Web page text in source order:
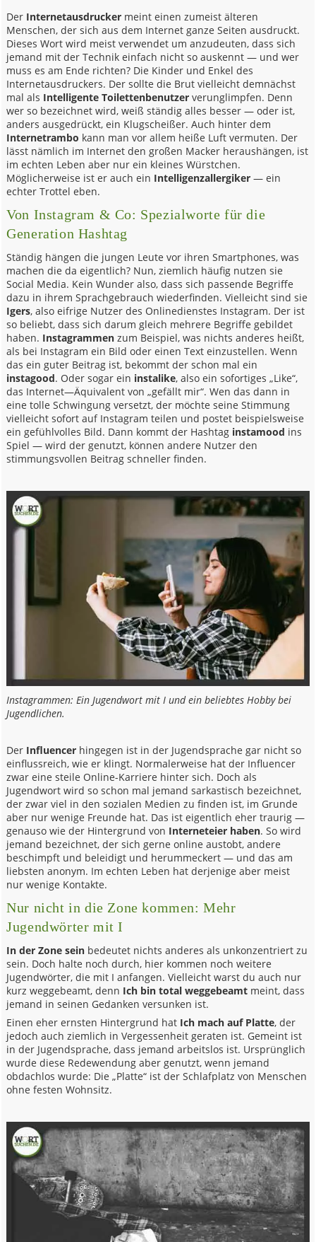
Der Internetausdrucker meint einen zumeist älteren
Menschen, der sich aus dem Internet ganze Seiten ausdruckt.
Dieses Wort wird meist verwendet um anzudeuten, dass sich
jemand mit der Technik einfach nicht so auskennt — und wer
muss es am Ende richten? Die Kinder und Enkel des
Internetausdruckers. Der sollte die Brut vielleicht demnächst
mal als Intelligente Toilettenbenutzer verunglimpfen. Denn
wer so bezeichnet wird, weiß ständig alles besser — oder ist,
anders ausgedrückt, ein Klugscheißer. Auch hinter dem
Internetrambo kann man vor allem heiße Luft vermuten. Der
lässt nämlich im Internet den großen Macker heraushängen, ist
im echten Leben aber nur ein kleines Würstchen.
Möglicherweise ist er auch ein Intelligenzallergiker — ein
echter Trottel eben.
Von Instagram & Co: Spezialworte für die
Generation Hashtag
Ständig hängen die jungen Leute vor ihren Smartphones, was
machen die da eigentlich? Nun, ziemlich häufig nutzen sie
Social Media. Kein Wunder also, dass sich passende Begriffe
dazu in ihrem Sprachgebrauch wiederfinden. Vielleicht sind sie
Igers, also eifrige Nutzer des Onlinedienstes Instagram. Der ist
so beliebt, dass sich darum gleich mehrere Begriffe gebildet
haben. Instagrammen zum Beispiel, was nichts anderes heißt,
als bei Instagram ein Bild oder einen Text einzustellen. Wenn
das ein guter Beitrag ist, bekommt der schon mal ein
instagood. Oder sogar ein instalike, also ein sofortiges „Like“,
das Internet—Äquivalent von „gefällt mir“. Wen das dann in
eine tolle Schwingung versetzt, der möchte seine Stimmung
vielleicht sofort auf Instagram teilen und postet beispielsweise
ein gefühlvolles Bild. Dann kommt der Hashtag instamood ins
Spiel — wird der genutzt, können andere Nutzer den
stimmungsvollen Beitrag schneller finden.
Instagrammen: Ein Jugendwort mit I und ein beliebtes Hobby bei
Jugendlichen.
Der Influencer hingegen ist in der Jugendsprache gar nicht so
einflussreich, wie er klingt. Normalerweise hat der Influencer
zwar eine steile Online-Karriere hinter sich. Doch als
Jugendwort wird so schon mal jemand sarkastisch bezeichnet,
der zwar viel in den sozialen Medien zu finden ist, im Grunde
aber nur wenige Freunde hat. Das ist eigentlich eher traurig —
genauso wie der Hintergrund von Interneteier haben. So wird
jemand bezeichnet, der sich gerne online austobt, andere
beschimpft und beleidigt und herummeckert — und das am
liebsten anonym. Im echten Leben hat derjenige aber meist
nur wenige Kontakte.
Nur nicht in die Zone kommen: Mehr
Jugendwörter mit I
In der Zone sein bedeutet nichts anderes als unkonzentriert zu
sein. Doch halte noch durch, hier kommen noch weitere
Jugendwörter, die mit I anfangen. Vielleicht warst du auch nur
kurz weggebeamt, denn Ich bin total weggebeamt meint, dass
jemand in seinen Gedanken versunken ist.
Einen eher ernsten Hintergrund hat Ich mach auf Platte, der
jedoch auch ziemlich in Vergessenheit geraten ist. Gemeint ist
in der Jugendsprache, dass jemand arbeitslos ist. Ursprünglich
wurde diese Redewendung aber genutzt, wenn jemand
obdachlos wurde: Die „Platte“ ist der Schlafplatz von Menschen
ohne festen Wohnsitz.